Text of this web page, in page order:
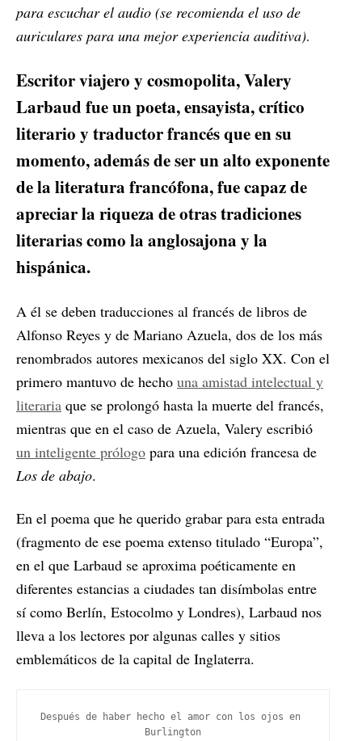
para escuchar el audio (se recomienda el uso de
auriculares para una mejor experiencia auditiva).
Escritor viajero y cosmopolita, Valery
Larbaud fue un poeta, ensayista, crítico
literario y traductor francés que en su
momento, además de ser un alto exponente
de la literatura francófona, fue capaz de
apreciar la riqueza de otras tradiciones
literarias como la anglosajona y la
hispánica.
A él se deben traducciones al francés de libros de
Alfonso Reyes y de Mariano Azuela, dos de los más
renombrados autores mexicanos del siglo XX. Con el
primero mantuvo de hecho una amistad intelectual y
literaria que se prolongó hasta la muerte del francés,
mientras que en el caso de Azuela, Valery escribió
un inteligente prólogo para una edición francesa de
Los de abajo.
En el poema que he querido grabar para esta entrada
(fragmento de ese poema extenso titulado “Europa”,
en el que Larbaud se aproxima poéticamente en
diferentes estancias a ciudades tan disímbolas entre
sí como Berlín, Estocolmo y Londres), Larbaud nos
lleva a los lectores por algunas calles y sitios
emblemáticos de la capital de Inglaterra.
Después de haber hecho el amor con los ojos en
Burlington